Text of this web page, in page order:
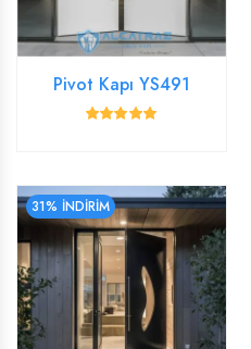
Pivot Kapı YS491
31% İNDİRİM